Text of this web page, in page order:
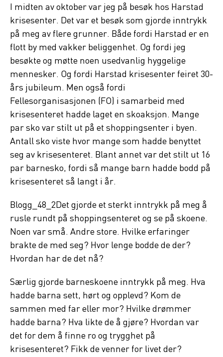
I midten av oktober var jeg på besøk hos Harstad
krisesenter. Det var et besøk som gjorde inntrykk
på meg av flere grunner. Både fordi Harstad er en
flott by med vakker beliggenhet. Og fordi jeg
besøkte og møtte noen usedvanlig hyggelige
mennesker. Og fordi Harstad krisesenter feiret 30-
års jubileum. Men også fordi
Fellesorganisasjonen (FO) i samarbeid med
krisesenteret hadde laget en skoaksjon. Mange
par sko var stilt ut på et shoppingsenter i byen.
Antall sko viste hvor mange som hadde benyttet
seg av krisesenteret. Blant annet var det stilt ut 16
par barnesko, fordi så mange barn hadde bodd på
krisesenteret så langt i år.
Blogg_48_2Det gjorde et sterkt inntrykk på meg å
rusle rundt på shoppingsenteret og se på skoene.
Noen var små. Andre store. Hvilke erfaringer
brakte de med seg? Hvor lenge bodde de der?
Hvordan har de det nå?
Særlig gjorde barneskoene inntrykk på meg. Hva
hadde barna sett, hørt og opplevd? Kom de
sammen med far eller mor? Hvilke drømmer
hadde barna? Hva likte de å gjøre? Hvordan var
det for dem å finne ro og trygghet på
krisesenteret? Fikk de venner for livet der?